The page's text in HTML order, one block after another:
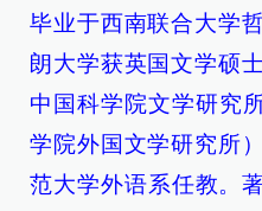
毕业于西南联合大学
朗大学获英国文学硕
中国科学院文学研究
学院外国文学研究所
范大学外语系任教。